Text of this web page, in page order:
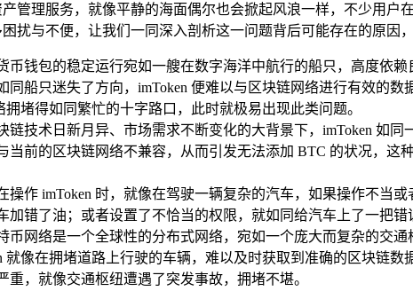
管理服务，就像平静的海面偶尔也会掀起风浪一样，不少用
扰与不便，让我们一同深入剖析这一问题背后可能存在的原因
币钱包的稳定运行宛如一艘在数字海洋中航行的船只，高度依
同船只迷失了方向，imToken 便难以与区块链网络进行有效的
堵得如同繁忙的十字路口，此时就极易出现此类问题。
链技术日新月异、市场需求不断变化的大背景下，imToken 如
当前的区块链网络不兼容，从而引发无法添加 BTC 的状况，
操作 imToken 时，就像在驾驶一辆复杂的汽车，如果操作不当
加错了油；或者设置了不恰当的权限，就如同给汽车上了一把错
币网络是一个全球性的分布式网络，宛如一个庞大而复杂的交
就像在拥堵道路上行驶的车辆，难以及时获取到准确的区块链
重，就像交通枢纽遭遇了突发事故，拥堵不堪。